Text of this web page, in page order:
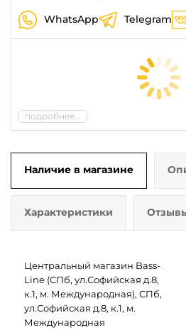
WhatsApp Telegram
подробнее...
Наличие в магазине
Характеристики
Центральный магазин Bass-
Line (СПб, ул.Софийская д.8,
к.1, м. Международная), СПб,
ул.Софийская д.8, к.1, м.
Международная